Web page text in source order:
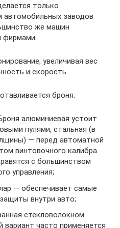
только
автомобильных заводов
же машин
фирмами.
увеличивая вес
и скорость.
броня:
алюминиевая устоит
пулями, стальная (в
— перед автоматной
винтовочного калибра.
с большинством
управления;
— обеспечивает самые
внутри авто;
стекловолокном
вариант часто применяется